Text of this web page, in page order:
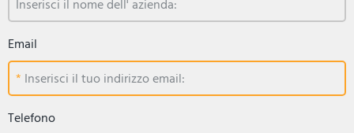
Inserisci il nome dell' azienda:
Email
Inserisci il tuo indirizzo email:
Telefono